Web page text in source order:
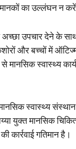
मानकों का उल्लंघन न
उपचार देने के साथ
और बच्चों में
मानसिक स्वास्थ्य
स्वास्थ्य
युक्त मानसिक
कार्रवाई गतिमान है।